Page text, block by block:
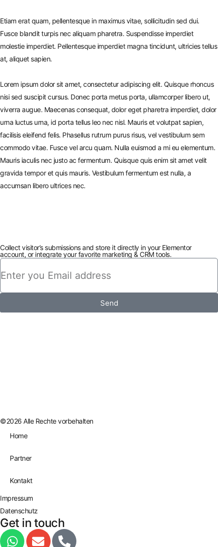
Etiam erat quam, pellentesque in maximus vitae, sollicitudin sed dui.
Fusce blandit turpis nec aliquam pharetra. Suspendisse imperdiet
molestie imperdiet. Pellentesque imperdiet magna tincidunt, ultricies tellus
at, aliquet sapien.
Lorem ipsum dolor sit amet, consectetur adipiscing elit. Quisque rhoncus
nisi sed suscipit cursus. Donec porta metus porta, ullamcorper libero ut,
viverra augue. Maecenas consequat, dolor eget pharetra imperdiet, dolor
urna luctus urna, id porta tellus leo nec nisl. Mauris et volutpat sapien,
facilisis eleifend felis. Phasellus rutrum purus risus, vel vestibulum sem
commodo vitae. Fusce vel arcu quam. Nulla euismod a mi eu elementum.
Mauris iaculis nec justo ac fermentum. Quisque quis enim sit amet velit
gravida tempor et quis mauris. Vestibulum fermentum est nulla, a
accumsan libero ultrices nec.
Collect visitor’s submissions and store it directly in your Elementor
account, or integrate your favorite marketing & CRM tools.
Send
©2026 Alle Rechte vorbehalten
Home
Partner
Kontakt
Impressum
Datenschutz
Get in touch